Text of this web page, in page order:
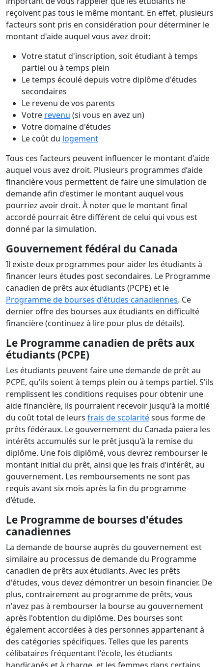
reçoivent pas tous le même montant. En effet, plusieurs
facteurs sont pris en considération pour déterminer le
montant d'aide auquel vous avez droit:
Votre statut d'inscription, soit étudiant à temps
partiel ou à temps plein
Le temps écoulé depuis votre diplôme d'études
secondaires
Le revenu de vos parents
Votre revenu (si vous en avez un)
Votre domaine d'études
Le coût du logement
Tous ces facteurs peuvent influencer le montant d'aide
auquel vous avez droit. Plusieurs programmes d’aide
financière vous permettent de faire une simulation de
demande afin d’estimer le montant auquel vous
pourriez avoir droit. À noter que le montant final
accordé pourrait être différent de celui qui vous est
donné par la simulation.
Gouvernement fédéral du Canada
Il existe deux programmes pour aider les étudiants à
financer leurs études post secondaires. Le Programme
canadien de prêts aux étudiants (PCPE) et le
Programme de bourses d'études canadiennes. Ce
dernier offre des bourses aux étudiants en difficulté
financière (continuez à lire pour plus de détails).
Le Programme canadien de prêts aux
étudiants (PCPE)
Les étudiants peuvent faire une demande de prêt au
PCPE, qu'ils soient à temps plein ou à temps partiel. S'ils
remplissent les conditions requises pour obtenir une
aide financière, ils pourraient recevoir jusqu'à la moitié
du coût total de leurs frais de scolaritésous forme de
prêts fédéraux. Le gouvernement du Canada paiera les
intérêts accumulés sur le prêt jusqu'à la remise du
diplôme. Une fois diplômé, vous devrez rembourser le
montant initial du prêt, ainsi que les frais d’intérêt, au
gouvernement. Les remboursements ne sont pas
requis avant six mois après la fin du programme
d’étude.
Le Programme de bourses d'études
canadiennes
La demande de bourse auprès du gouvernement est
similaire au processus de demande du Programme
canadien de prêts aux étudiants. Avec les prêts
d'études, vous devez démontrer un besoin financier. De
plus, contrairement au programme de prêts, vous
n'avez pas à rembourser la bourse au gouvernement
après l'obtention du diplôme. Des bourses sont
également accordées à des personnes appartenant à
des catégories spécifiques. Telles que les parents
célibataires fréquentant l'école, les étudiants